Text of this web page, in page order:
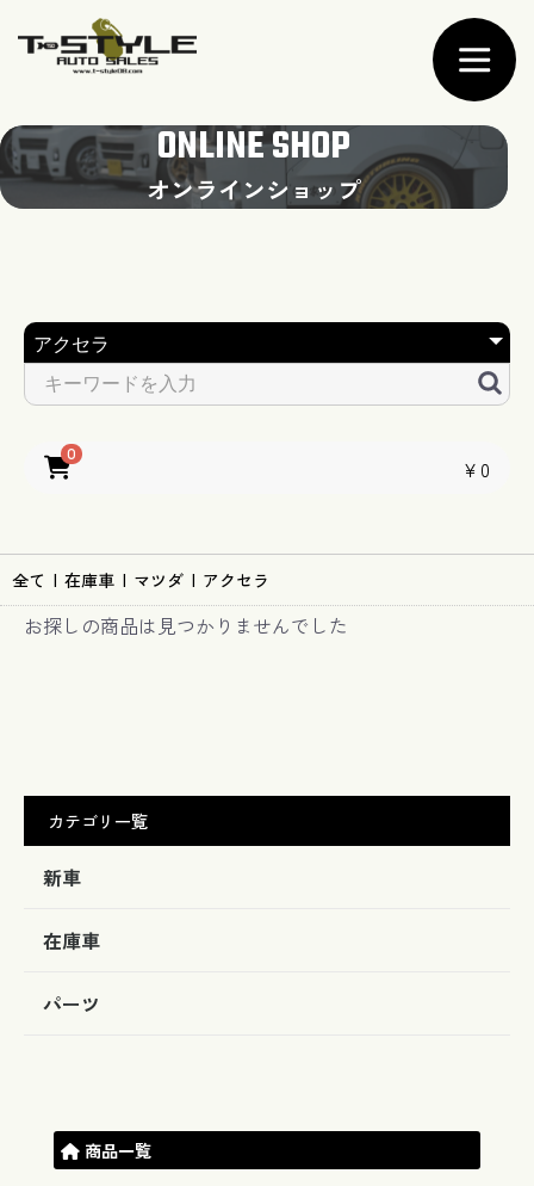
ONLINE SHOP
オンラインショップ
0
￥0
全て | 在庫車 | マツダ | アクセラ
お探しの商品は見つかりませんでした
カテゴリ一覧
新車
在庫車
パーツ
商品一覧